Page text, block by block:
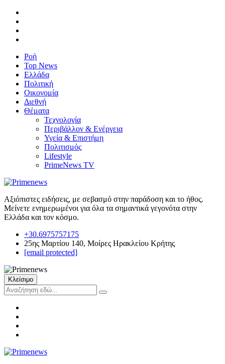
Ροή
Top News
Ελλάδα
Πολιτική
Οικονομία
Διεθνή
Θέματα
Τεχνολογία
Περιβάλλον & Ενέργεια
Υγεία & Επιστήμη
Πολιτισμός
Lifestyle
PrimeNews TV
Αξιόπιστες ειδήσεις, με σεβασμό στην παράδοση και το ήθος.
Μείνετε ενημερωμένοι για όλα τα σημαντικά γεγονότα στην
Ελλάδα και τον κόσμο.
+30.6975757175
25ης Μαρτίου 140, Μοίρες Ηρακλείου Κρήτης
[email protected]
Κλείσιμο